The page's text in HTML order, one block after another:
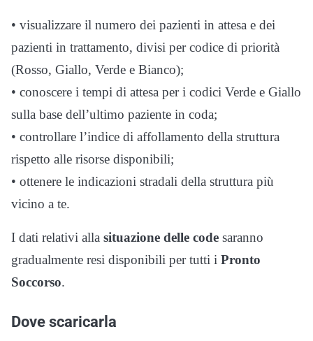
• visualizzare il numero dei pazienti in attesa e dei
pazienti in trattamento, divisi per codice di priorità
(Rosso, Giallo, Verde e Bianco);
• conoscere i tempi di attesa per i codici Verde e Giallo
sulla base dell’ultimo paziente in coda;
• controllare l’indice di affollamento della struttura
rispetto alle risorse disponibili;
• ottenere le indicazioni stradali della struttura più
vicino a te.
I dati relativi alla situazione delle code saranno
gradualmente resi disponibili per tutti i Pronto
Soccorso.
Dove scaricarla